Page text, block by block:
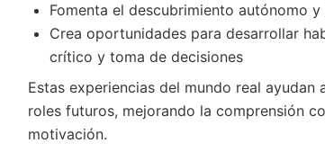
Fomenta el descubrimiento autónomo
Crea oportunidades para desarrollar
crítico y toma de decisiones
Estas experiencias del mundo real ayudan
roles futuros, mejorando la comprensión
motivación.